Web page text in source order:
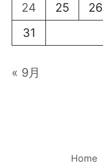
24
25 26
31
« 9月
Home